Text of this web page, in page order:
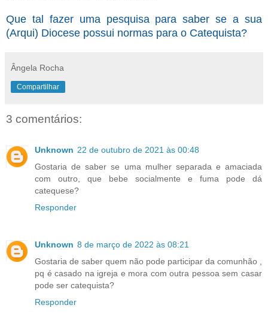
Que tal fazer uma pesquisa para saber se a sua
(Arqui) Diocese possui normas para o Catequista?
Ângela Rocha
Compartilhar
3 comentários:
Unknown 22 de outubro de 2021 às 00:48
Gostaria de saber se uma mulher separada e amaciada
com outro, que bebe socialmente e fuma pode dá
catequese?
Responder
Unknown 8 de março de 2022 às 08:21
Gostaria de saber quem não pode participar da comunhão ,
pq é casado na igreja e mora com outra pessoa sem casar
pode ser catequista?
Responder